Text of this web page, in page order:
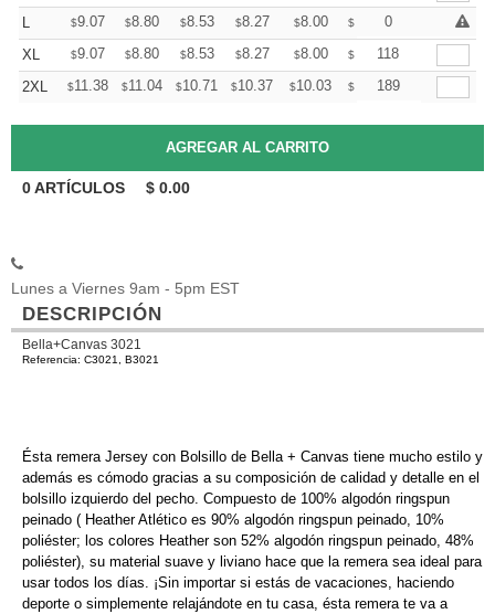
L
$9.07 $8.80 $8.53 $8.27 $8.00 $
0
XL
$9.07 $8.80 $8.53 $8.27 $8.00 $ 7.86118
2XL
$11.38 $11.04 $10.71 $10.37 $10.03 $ 9.86189
0ARTÍCULOS $ 0.00
Lunes a Viernes 9am - 5pm EST
DESCRIPCIÓN
Bella+Canvas 3021
Referencia: C3021, B3021
Ésta remera Jersey con Bolsillo de Bella + Canvas tiene mucho estilo y
además es cómodo gracias a su composición de calidad y detalle en el
bolsillo izquierdo del pecho. Compuesto de 100% algodón ringspun
peinado ( Heather Atlético es 90% algodón ringspun peinado, 10%
poliéster; los colores Heather son 52% algodón ringspun peinado, 48%
poliéster), su material suave y liviano hace que la remera sea ideal para
usar todos los días. ¡Sin importar si estás de vacaciones, haciendo
deporte o simplemente relajándote en tu casa, ésta remera te va a